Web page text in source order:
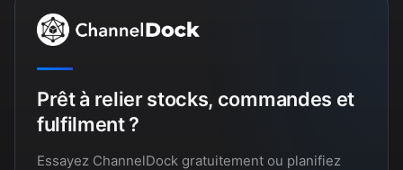
Prêt à relier stocks, commandes et
fulfilment ?
Essayez ChannelDock gratuitement ou planifiez